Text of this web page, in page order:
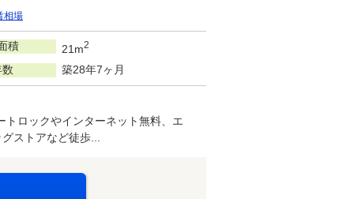
相場
積 21m2
築28年7ヶ月
ロックやインターネット無料、エ
ストアなど徒歩...